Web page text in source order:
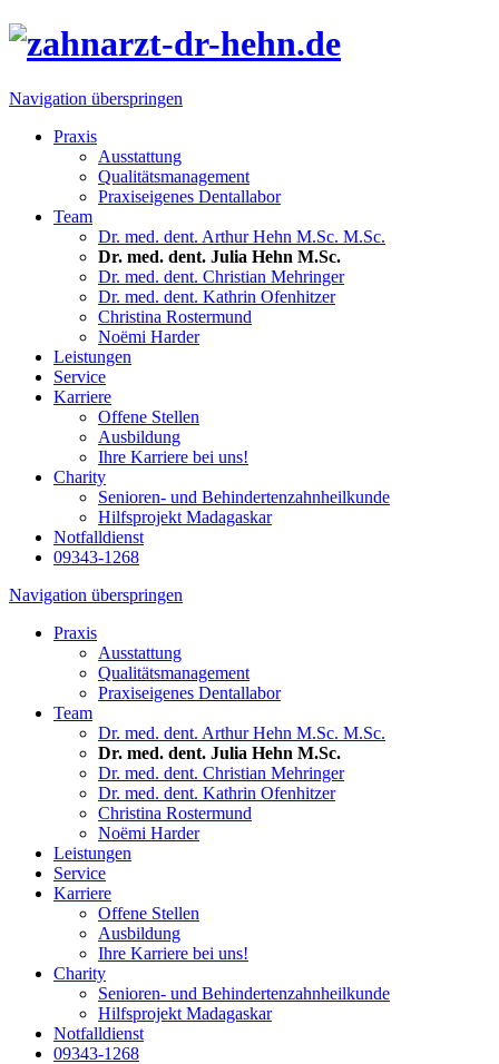
Navigation überspringen
Praxis
Ausstattung
Qualitätsmanagement
Praxiseigenes Dentallabor
Team
Dr. med. dent. Arthur Hehn M.Sc. M.Sc.
Dr. med. dent. Julia Hehn M.Sc.
Dr. med. dent. Christian Mehringer
Dr. med. dent. Kathrin Ofenhitzer
Christina Rostermund
Noëmi Harder
Leistungen
Service
Karriere
Offene Stellen
Ausbildung
Ihre Karriere bei uns!
Charity
Senioren- und Behindertenzahnheilkunde
Hilfsprojekt Madagaskar
Notfalldienst
09343-1268
Navigation überspringen
Praxis
Ausstattung
Qualitätsmanagement
Praxiseigenes Dentallabor
Team
Dr. med. dent. Arthur Hehn M.Sc. M.Sc.
Dr. med. dent. Julia Hehn M.Sc.
Dr. med. dent. Christian Mehringer
Dr. med. dent. Kathrin Ofenhitzer
Christina Rostermund
Noëmi Harder
Leistungen
Service
Karriere
Offene Stellen
Ausbildung
Ihre Karriere bei uns!
Charity
Senioren- und Behindertenzahnheilkunde
Hilfsprojekt Madagaskar
Notfalldienst
09343-1268